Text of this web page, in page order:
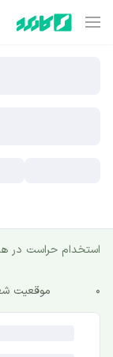
استخدام حراست در
0 موقعیت